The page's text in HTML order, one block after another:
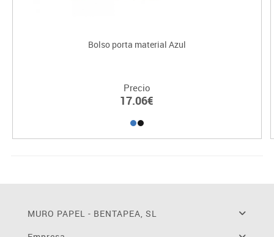
Bolso porta material Azul
Precio
17.06€
MURO PAPEL - BENTAPEA, SL